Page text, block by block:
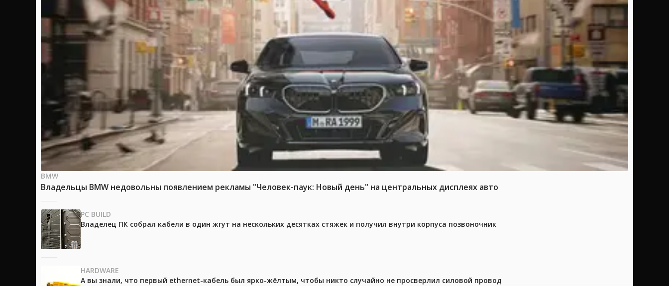
BMW
Владельцы BMW недовольны появлением рекламы "Человек-паук: Новый день" на центральных дисплеях авто
PC BUILD
Владелец ПК собрал кабели в один жгут на нескольких десятках стяжек и получил внутри корпуса позвоночник
HARDWARE
А вы знали, что первый ethernet-кабель был ярко-жёлтым, чтобы никто случайно не просверлил силовой провод